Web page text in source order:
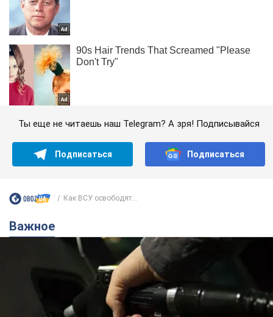
Ты еще не читаешь наш Telegram? А зря! Подписывайся
Подписаться Подписаться
Как ВСУ освободят...
Важное